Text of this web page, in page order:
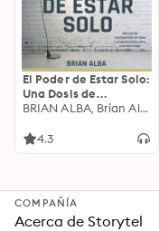
El Poder de Estar Solo:
Una Dosis de
Motivación
Ideas Revolucionarias
BRIAN ALBA, Brian Alba
4.3
COMPAÑÍA
Acerca de Storytel